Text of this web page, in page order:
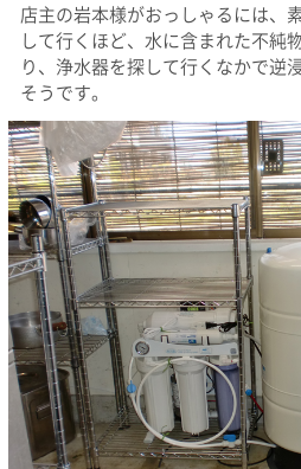
店主の岩本様がおっしゃるには、
して行くほど、水に含まれた不純
り、浄水器を探して行くなかで逆
そうです。